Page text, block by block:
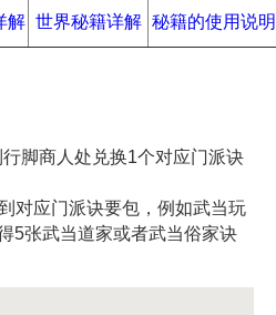
解 世界秘籍详解 秘籍的使用说明
商人处兑换1个对应门派诀
应门派诀要包，例如武当玩
5张武当道家或者武当俗家诀